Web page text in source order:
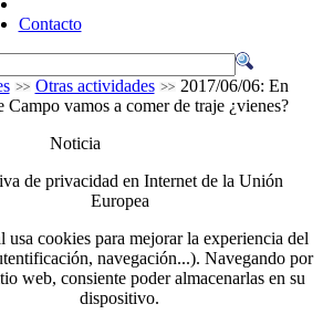
Contacto
Otras actividades
2017/06/06: En
vamos a comer de traje ¿vienes?
Noticia
de privacidad en Internet de la Unión
Europea
usa cookies para mejorar la experiencia del
navegación...). Navegando por
web, consiente poder almacenarlas en su
dispositivo.